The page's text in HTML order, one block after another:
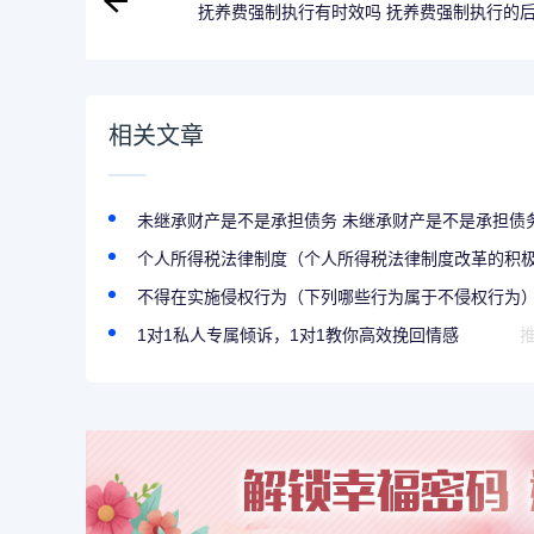
抚养费强制执行有时效吗 抚养费强制执行的
相关文章
未继承财产是不是承担债务 未继承财产是不是承担债
个人所得税法律制度（个人所得税法律制度改革的积
不得在实施侵权行为（下列哪些行为属于不侵权行为
1对1私人专属倾诉，1对1教你高效挽回情感